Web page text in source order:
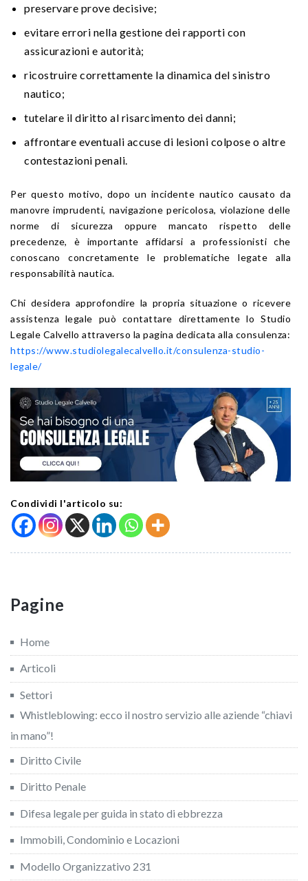
preservare prove decisive;
evitare errori nella gestione dei rapporti con
assicurazioni e autorità;
ricostruire correttamente la dinamica del sinistro
nautico;
tutelare il diritto al risarcimento dei danni;
affrontare eventuali accuse di lesioni colpose o altre
contestazioni penali.
Per questo motivo, dopo un incidente nautico causato da
manovre imprudenti, navigazione pericolosa, violazione delle
norme di sicurezza oppure mancato rispetto delle
precedenze, è importante affidarsi a professionisti che
conoscano concretamente le problematiche legate alla
responsabilità nautica.
Chi desidera approfondire la propria situazione o ricevere
assistenza legale può contattare direttamente lo Studio
Legale Calvello attraverso la pagina dedicata alla consulenza:
https://www.studiolegalecalvello.it/consulenza-studio-
legale/
Condividi l'articolo su:
Pagine
Home
Articoli
Settori
Whistleblowing: ecco il nostro servizio alle aziende “chiavi
in mano”!
Diritto Civile
Diritto Penale
Difesa legale per guida in stato di ebbrezza
Immobili, Condominio e Locazioni
Modello Organizzativo 231